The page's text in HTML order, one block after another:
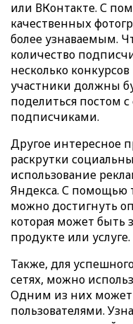
или ВКонтакте. С
качественных
более узнаваемым.
количество
несколько
участники должны
поделиться постом
подписчиками.
Другое интересное
раскрутки
использование
Яндекса. С помощью
можно достигнуть
которая может быть
продукте или услуге.
Также, для
сетях, можно
Одним из них может
пользователями.